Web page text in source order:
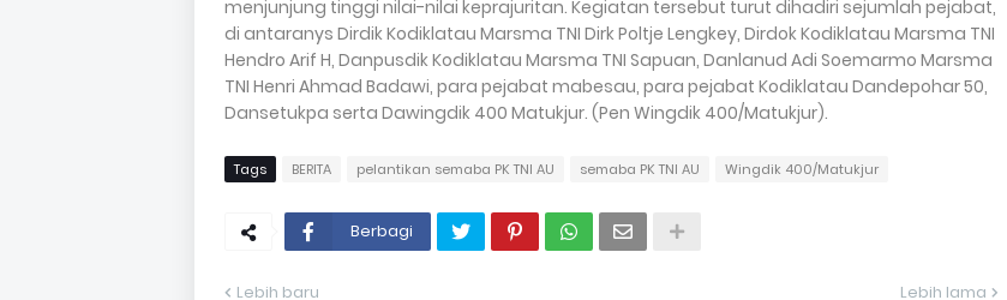
menjunjung tinggi nilai-nilai keprajuritan. Kegiatan tersebut turut dihadiri sejumlah pejabat,
di antaranys Dirdik Kodiklatau Marsma TNI Dirk Poltje Lengkey, Dirdok Kodiklatau Marsma TNI
Hendro Arif H, Danpusdik Kodiklatau Marsma TNI Sapuan, Danlanud Adi Soemarmo Marsma
TNI Henri Ahmad Badawi, para pejabat mabesau, para pejabat Kodiklatau Dandepohar 50,
Dansetukpa serta Dawingdik 400 Matukjur. (Pen Wingdik 400/Matukjur).
Tags BERITA pelantikan semaba PK TNI AU semaba PK TNI AU Wingdik 400/Matukjur
Berbagi
Lebih baru Lebih lama